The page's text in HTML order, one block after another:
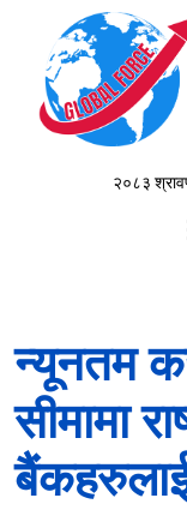
२०८३
न्यूनतम
सीमामा